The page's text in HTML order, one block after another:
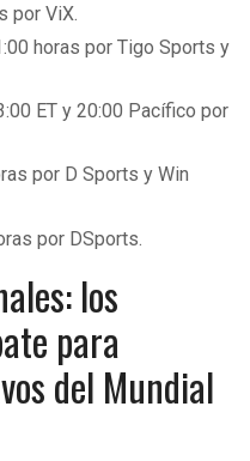
por ViX.
horas por Tigo Sports y
ET y 20:00 Pacífico por
por D Sports y Win
por DSports.
los
para
del Mundial